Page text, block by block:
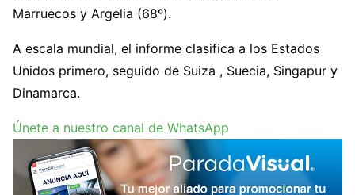
Marruecos y Argelia (68º).
A escala mundial, el informe clasifica a los Estados
Unidos primero, seguido de Suiza , Suecia, Singapur y
Dinamarca.
Únete a nuestro canal de WhatsApp